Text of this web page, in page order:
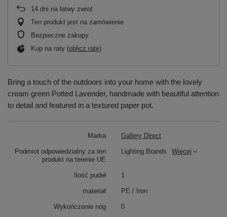
14 dni na łatwy zwrot
Ten produkt jest na zamówienie
Bezpieczne zakupy
Kup na raty (oblicz ratę)
Bring a touch of the outdoors into your home with the lovely
cream green Potted Lavender, handmade with beautiful attention
to detail and featured in a textured paper pot.
Marka Gallery Direct
Podmiot odpowiedzialny za ten
produkt na terenie UE
Lighting Brands Więcej
Ilość pudeł 1
materiał PE / Iron
Wykończenie nóg 0